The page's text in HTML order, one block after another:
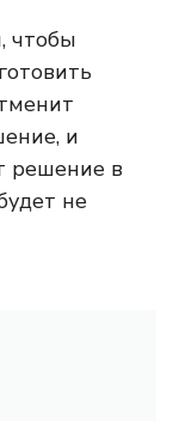
чтобы
и
решение в
не